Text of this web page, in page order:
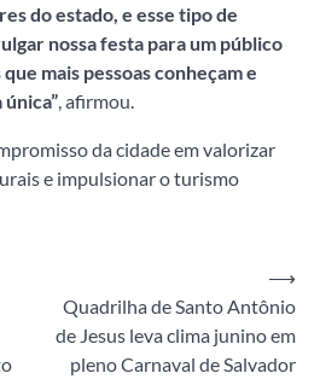
do estado, e esse tipo de
nossa festa para um público
mais pessoas conheçam e
, afirmou.
da cidade em valorizar
e impulsionar o turismo
Quadrilha de Santo Antônio
de Jesus leva clima junino em
pleno Carnaval de Salvador
⟶